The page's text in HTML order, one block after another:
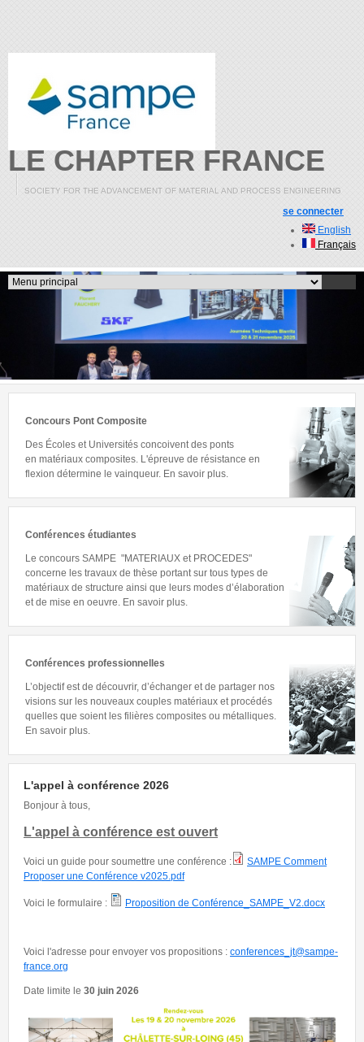
LE CHAPTER FRANCE
SOCIETY FOR THE ADVANCEMENT OF MATERIAL AND PROCESS ENGINEERING
se connecter
English
Français
Menu principal
Concours Pont Composite
Des Écoles et Universités concoivent des ponts
en matériaux composites. L'épreuve de résistance en
flexion détermine le vainqueur. En savoir plus.
Conférences étudiantes
Le concours SAMPE "MATERIAUX et PROCEDES"
concerne les travaux de thèse portant sur tous types de
matériaux de structure ainsi que leurs modes d’élaboration
et de mise en oeuvre. En savoir plus.
Conférences professionnelles
L’objectif est de découvrir, d’échanger et de partager nos
visions sur les nouveaux couples matériaux et procédés
quelles que soient les filières composites ou métalliques.
En savoir plus.
L'appel à conférence 2026
Bonjour à tous,
L'appel à conférence est ouvert
Voici un guide pour soumettre une conférence :
SAMPE Comment
Proposer une Conférence v2025.pdf
Voici le formulaire : Proposition de Conférence_SAMPE_V2.docx
Voici l'adresse pour envoyer vos propositions : conferences_jt@sampe-
france.org
Date limite le 30 juin 2026
Appel Hutchinson.png